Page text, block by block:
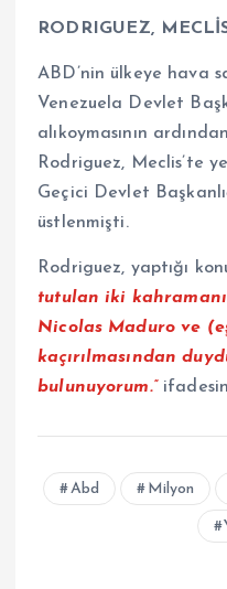
RODRIGUEZ,
ABD’nin ülkeye hava
Venezuela Devlet
alıkoymasının
Rodriguez, Meclis’te
Geçici Devlet
üstlenmişti.
Rodriguez, yaptığı
tutulan iki
Nicolas Maduro ve
kaçırılmasından
bulunuyorum.”
Abd Milyon